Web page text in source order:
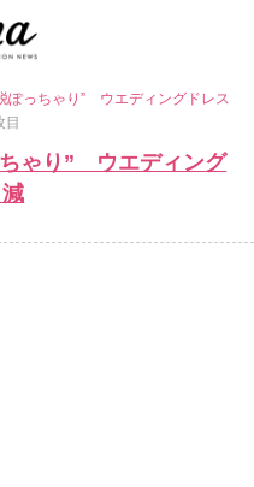
ぽっちゃり” ウエディングドレス
目
ゃり” ウエディング